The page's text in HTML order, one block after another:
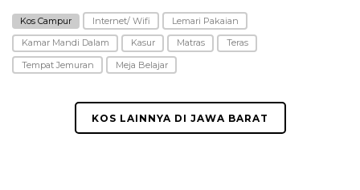
Kos Campur Internet/ Wifi
Lemari Pakaian
Kamar Mandi Dalam
Kasur Matras
Teras
Tempat Jemuran
Meja Belajar
KOS LAINNYA DI JAWA BARAT